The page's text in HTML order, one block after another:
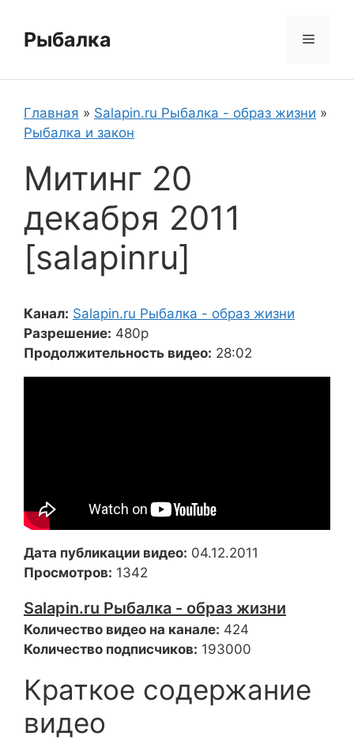
содержимому
Рыбалка Меню
Главная » Salapin.ru Рыбалка - образ жизни »
Рыбалка и закон
Митинг 20
декабря 2011
[salapinru]
Канал: Salapin.ru Рыбалка - образ жизни
Разрешение: 480p
Продолжительность видео: 28:02
Дата публикации видео: 04.12.2011
Просмотров: 1342
Salapin.ru Рыбалка - образ жизни
Количество видео на канале: 424
Количество подписчиков: 193000
Краткое содержание
видео